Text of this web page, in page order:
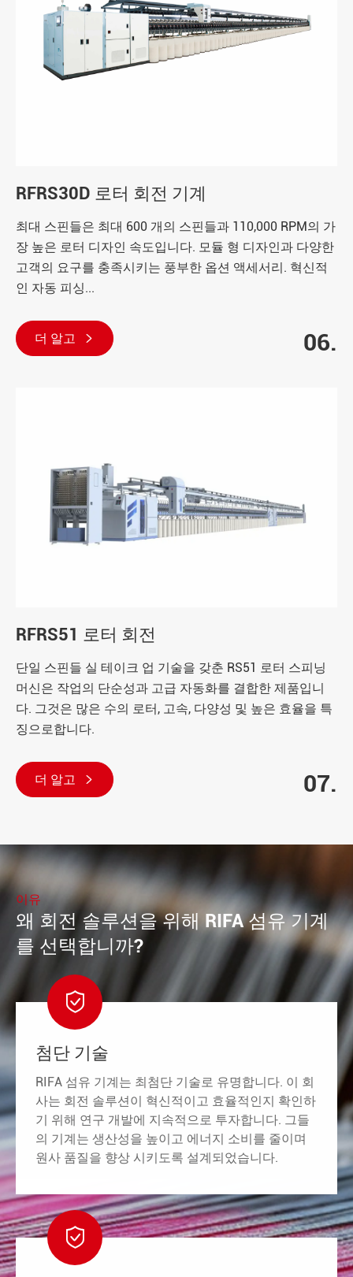
RFRS30D 로터 회전 기계
최대 스핀들은 최대 600 개의 스핀들과 110,000 RPM의 가
장 높은 로터 디자인 속도입니다. 모듈 형 디자인과 다양한
고객의 요구를 충족시키는 풍부한 옵션 액세서리. 혁신적
인 자동 피싱...
더 알고  06.
RFRS51 로터 회전
단일 스핀들 실 테이크 업 기술을 갖춘 RS51 로터 스피닝
머신은 작업의 단순성과 고급 자동화를 결합한 제품입니
다. 그것은 많은 수의 로터, 고속, 다양성 및 높은 효율을 특
징으로합니다.
더 알고  07.
이유
왜 회전 솔루션을 위해 RIFA 섬유 기계
를 선택합니까?

첨단 기술
RIFA 섬유 기계는 최첨단 기술로 유명합니다. 이 회
사는 회전 솔루션이 혁신적이고 효율적인지 확인하
기 위해 연구 개발에 지속적으로 투자합니다. 그들
의 기계는 생산성을 높이고 에너지 소비를 줄이며
원사 품질을 향상 시키도록 설계되었습니다.
